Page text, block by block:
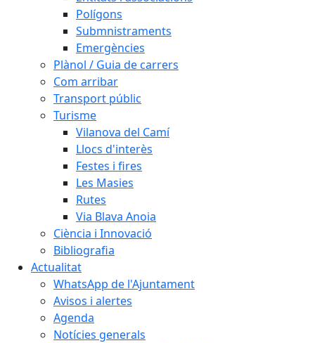
Polígons
Submnistraments
Emergències
Plànol / Guia de carrers
Com arribar
Transport públic
Turisme
Vilanova del Camí
Llocs d'interès
Festes i fires
Les Masies
Rutes
Via Blava Anoia
Ciència i Innovació
Bibliografia
Actualitat
WhatsApp de l'Ajuntament
Avisos i alertes
Agenda
Notícies generals